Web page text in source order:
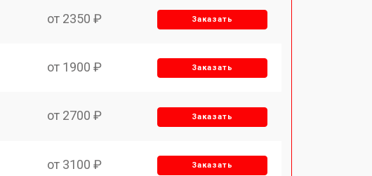
от 2350 ₽ Заказать
от 1900 ₽ Заказать
от 2700 ₽ Заказать
от 3100 ₽ Заказать